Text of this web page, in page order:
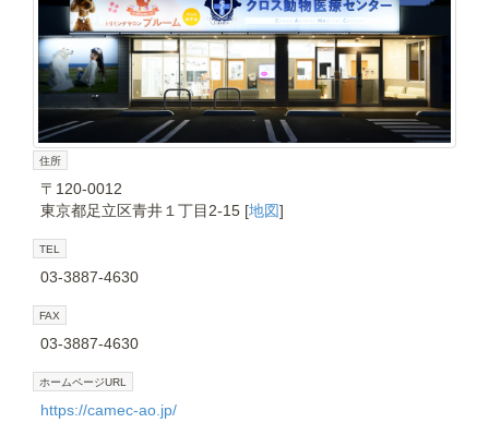
住所
〒120-0012
東京都足立区青井１丁目2-15 [地図]
TEL
03-3887-4630
FAX
03-3887-4630
ホームページURL
https://camec-ao.jp/